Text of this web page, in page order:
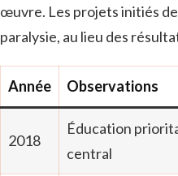
œuvre. Les projets initiés
paralysie, au lieu des
Année Observations
2018
Éducation
central